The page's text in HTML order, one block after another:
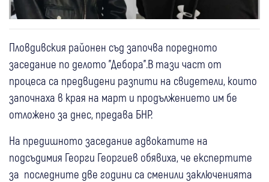
Пловдивския районен съд започва поредното
заседание по делото "Дебора".В тази част от
процеса са предвидени разпити на свидетели, които
започнаха в края на март и продължението им бе
отложено за днес, предава БНР.
На предишното заседание адвокатите на
подсъдимия Георги Георгиев обявиха, че експертите
за последните две години са сменили заключенията